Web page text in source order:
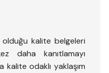
kalite belgeleri
daha kanıtlamayı
kalite odaklı yaklaşım